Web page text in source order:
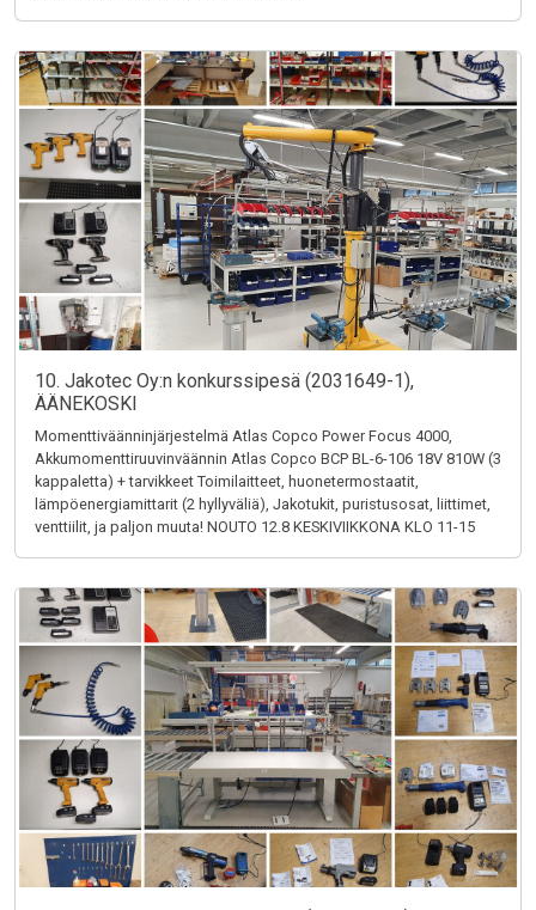
10. Jakotec Oy:n konkurssipesä (2031649-1),
ÄÄNEKOSKI
Momenttiväänninjärjestelmä Atlas Copco Power Focus 4000,
Akkumomenttiruuvinväännin Atlas Copco BCP BL-6-106 18V 810W (3
kappaletta) + tarvikkeet Toimilaitteet, huonetermostaatit,
lämpöenergiamittarit (2 hyllyväliä), Jakotukit, puristusosat, liittimet,
venttiilit, ja paljon muuta! NOUTO 12.8 KESKIVIIKKONA KLO 11-15